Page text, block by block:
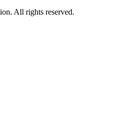
All rights reserved.